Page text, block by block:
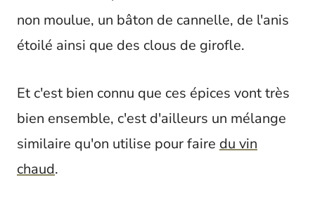
non moulue, un bâton de cannelle, de l'anis
étoilé ainsi que des clous de girofle.
Et c'est bien connu que ces épices vont très
bien ensemble, c'est d'ailleurs un mélange
similaire qu'on utilise pour faire du vin
chaud.